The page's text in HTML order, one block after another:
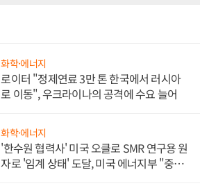
화학·에너지
로이터 "정제연료 3만 톤 한국에서 러시아
로 이동", 우크라이나의 공격에 수요 늘어
화학·에너지
'한수원 협력사' 미국 오클로 SMR 연구용 원
자로 '임계 상태' 도달, 미국 에너지부 "중요